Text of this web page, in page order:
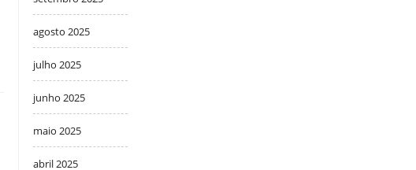
agosto 2025
julho 2025
junho 2025
maio 2025
abril 2025